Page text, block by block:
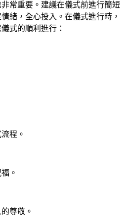
常重要。建議在儀式前進行簡短
緒，全心投入。在儀式進行時，
式的順利進行：
程。
。
尊敬。